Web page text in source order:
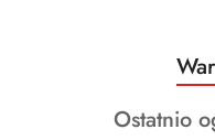
Pomiń karuzelę
o
Produkty
Ostatnio